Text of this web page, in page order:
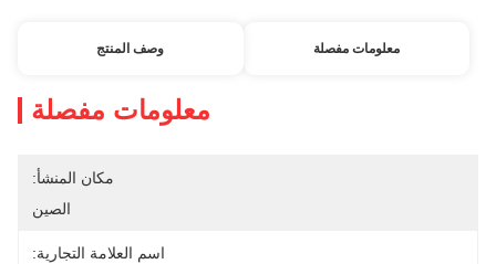
معلومات مفصلة وصف المنتج
معلومات مفصلة
مكان المنشأ:
الصين
اسم العلامة التجارية: